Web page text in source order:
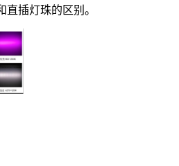
插灯珠的区别。